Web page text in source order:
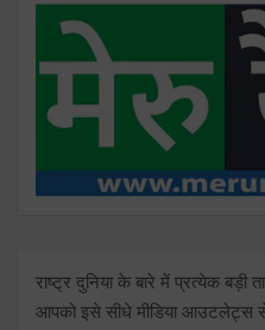
राष्ट्र दुनिया के बारे में प्रत्येक बड़ी
आपको इसे सीधे मीडिया आउटलेट्स से